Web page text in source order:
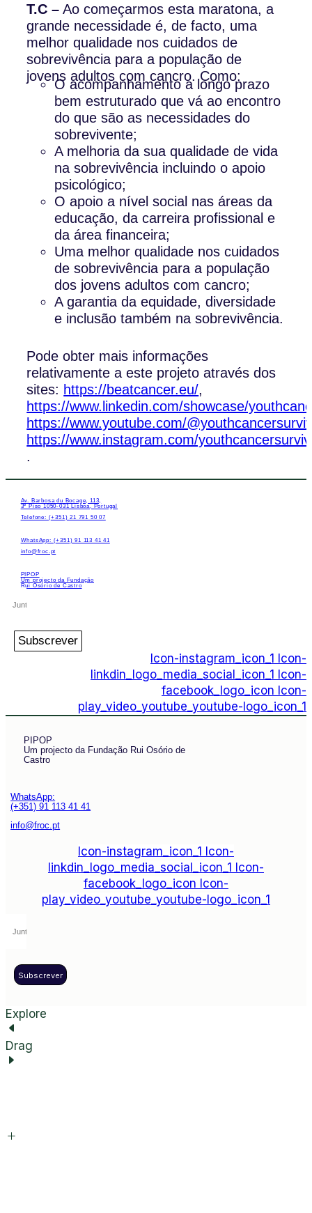
T.C – Ao começarmos esta maratona, a
grande necessidade é, de facto, uma
melhor qualidade nos cuidados de
sobrevivência para a população de
jovens adultos com cancro. Como:
O acompanhamento a longo prazo
bem estruturado que vá ao encontro
do que são as necessidades do
sobrevivente;
A melhoria da sua qualidade de vida
na sobrevivência incluindo o apoio
psicológico;
O apoio a nível social nas áreas da
educação, da carreira profissional e
da área financeira;
Uma melhor qualidade nos cuidados
de sobrevivência para a população
dos jovens adultos com cancro;
A garantia da equidade, diversidade
e inclusão também na sobrevivência.
Pode obter mais informações
relativamente a este projeto através dos
sites: https://beatcancer.eu/,
https://www.linkedin.com/showcase/
https://www.youtube.com/
https://www.instagram.com/
.
Av. Barbosa du Bocage, 113,
3º Piso 1050-031 Lisboa, Portugal
Telefone: (+351) 21 791 50 07
WhatsApp: (+351) 91 113 41 41
info@froc.pt
PIPOP
Um projecto da Fundação
Rui Osório de Castro
Subscrever
Icon-instagram_icon_1 Icon-
linkdin_logo_media_social_icon_1 Icon-
facebook_logo_icon Icon-
play_video_youtube_youtube-logo_icon_1
PIPOP
Um projecto da Fundação Rui Osório de
Castro
WhatsApp:
(+351) 91 113 41 41
info@froc.pt
Icon-instagram_icon_1 Icon-
linkdin_logo_media_social_icon_1 Icon-
facebook_logo_icon Icon-
play_video_youtube_youtube-logo_icon_1
Subscrever
Explore
Drag